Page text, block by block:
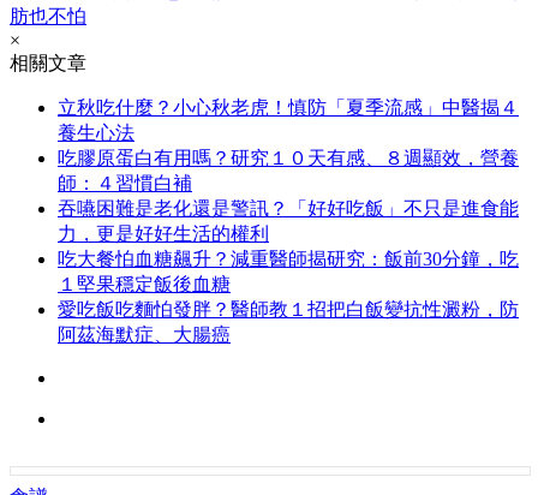
肪也不怕
×
相關文章
立秋吃什麼？小心秋老虎！慎防「夏季流感」中醫揭４
養生心法
吃膠原蛋白有用嗎？研究１０天有感、８週顯效，營養
師：４習慣白補
吞嚥困難是老化還是警訊？「好好吃飯」不只是進食能
力，更是好好生活的權利
吃大餐怕血糖飆升？減重醫師揭研究：飯前30分鐘，吃
１堅果穩定飯後血糖
愛吃飯吃麵怕發胖？醫師教１招把白飯變抗性澱粉，防
阿茲海默症、大腸癌